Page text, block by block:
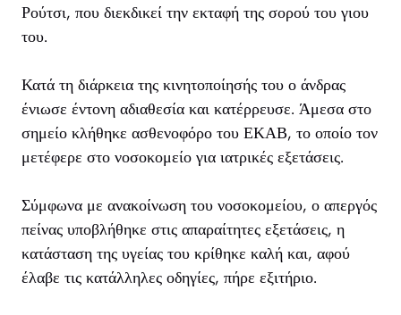
Ρούτσι, που διεκδικεί την εκταφή της σορού του γιου
του.
Κατά τη διάρκεια της κινητοποίησής του ο άνδρας
ένιωσε έντονη αδιαθεσία και κατέρρευσε. Άμεσα στο
σημείο κλήθηκε ασθενοφόρο του ΕΚΑΒ, το οποίο τον
μετέφερε στο νοσοκομείο για ιατρικές εξετάσεις.
Σύμφωνα με ανακοίνωση του νοσοκομείου, ο απεργός
πείνας υποβλήθηκε στις απαραίτητες εξετάσεις, η
κατάσταση της υγείας του κρίθηκε καλή και, αφού
έλαβε τις κατάλληλες οδηγίες, πήρε εξιτήριο.